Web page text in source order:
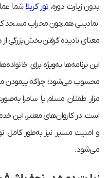
بدون زیارت دوره، تور کربلاشما
نمادینی همچون محراب مسجد
معنای نادیده گرفتن بخش بزرگی
این برنامه‌ها به‌ویژه برای
محسوب می‌شود؛ چراکه پیمودن
مزار طفلان مسلم یا سامرا
است. در کاروان‌های معتبر، این
و امنیت مسیر نیز به‌طور
می‌شود.